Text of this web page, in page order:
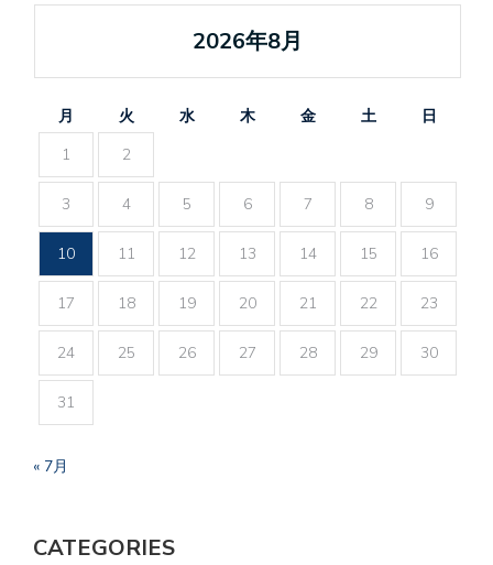
2026年8月
月 火 水 木 金 土
日
1
2
3 4 5 6 7 8 9
10 11 12 13 14 15 16
17 18 19 20 21 22 23
24 25 26 27 28 29 30
31
« 7月
CATEGORIES